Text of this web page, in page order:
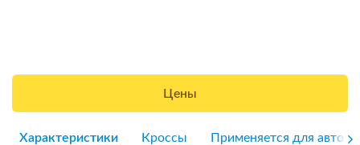
Цены
Характеристики Кроссы Применяется для авто